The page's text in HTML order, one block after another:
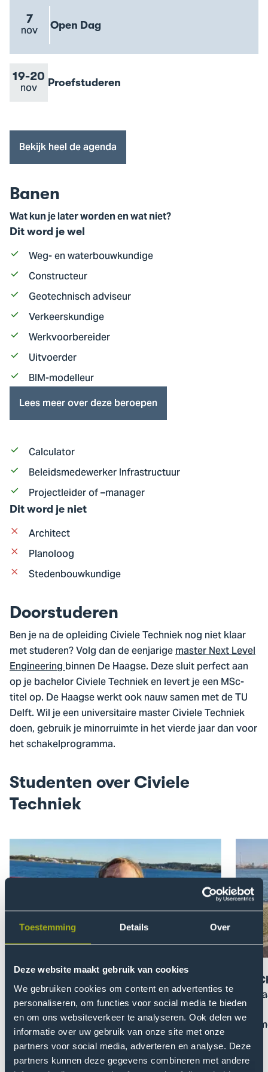
Toestemming Details Over
Deze website maakt gebruik van cookies
We gebruiken cookies om content en advertenties te
personaliseren, om functies voor social media te bieden
en om ons websiteverkeer te analyseren. Ook delen we
informatie over uw gebruik van onze site met onze
partners voor social media, adverteren en analyse. Deze
partners kunnen deze gegevens combineren met andere
Meelopen
eventEvenement
datum
7
nov Evenement
Open Dag
Go
to
Dag
eventEvenement
Van
19-
Tot20
nov Evenement
Proefstuderen
Go
event
Bekijk heel de agenda
Banen
Wat kun je later worden en wat niet?
Dit word je wel
Weg- en waterbouwkundige
Constructeur
Geotechnisch adviseur
Verkeerskundige
Werkvoorbereider
Uitvoerder
BIM-modelleur
Lees meer over deze beroepen
Calculator
Beleidsmedewerker Infrastructuur
Projectleider of –manager
Dit word je niet
Architect
Planoloog
Stedenbouwkundige
Doorstuderen
Ben je na de opleiding Civiele Techniek nog niet klaar
met studeren? Volg dan de eenjarigemaster Next Level
Engineeringbinnen De Haagse. Deze sluit perfect aan
op je bachelor Civiele Techniek en levert je een MSc-
titel op. De Haagse werkt ook nauw samen met de TU
Delft. Wil je een universitaire master Civiele Techniek
doen, gebruik je minorruimte in het vierde jaar dan voor
het schakelprogramma.
Studenten over Civiele
Techniek
de
pop-
van
Floris
van
Kom in contact met Floris
Lees meer en mail mij
de
pop-
up
van
Chin-
Foeng
Ash
Over
Lees